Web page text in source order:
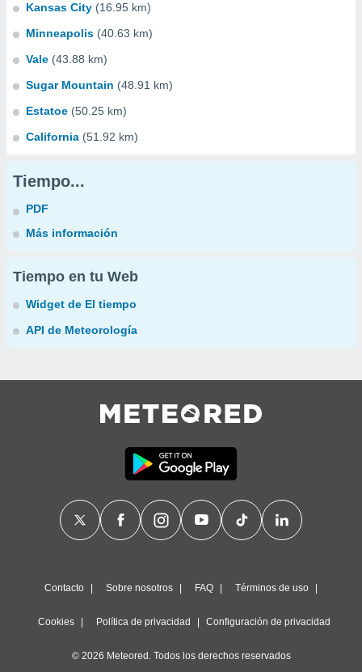
Kansas City (16.95 km)
Minneapolis (40.63 km)
Vale (43.88 km)
Sugar Mountain (48.91 km)
Estatoe (50.25 km)
California (51.92 km)
Tiempo...
PDF
Más información
Tiempo en tu Web
Widget de El tiempo
API de Meteorología
Contacto Sobre nosotros FAQ Términos de uso
Cookies Política de privacidad Configuración de privacidad
© 2026 Meteored. Todos los derechos reservados